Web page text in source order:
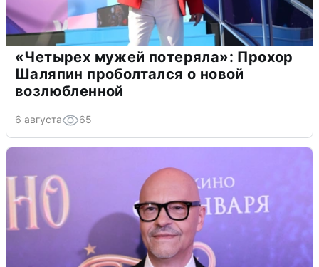
«Четырех мужей потеряла»: Прохор
Шаляпин проболтался о новой
возлюбленной
6 августа 65